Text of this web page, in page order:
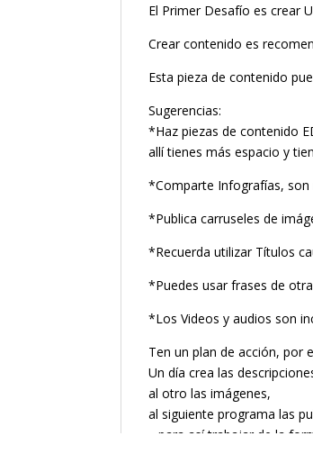
El Primer Desafío es crear
Crear contenido es
Esta pieza de contenido
Sugerencias:
*Haz piezas de contenido
allí tienes más espacio y
*Comparte Infografías, son
*Publica carruseles de
*Recuerda utilizar Títulos
*Puedes usar frases de
*Los Videos y audios son
Ten un plan de acción, por
Un día crea las
al otro las imágenes,
al siguiente programa las
…para así trabajar de la